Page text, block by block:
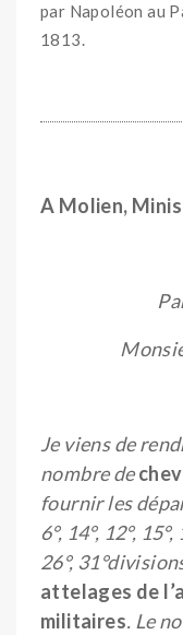
par Napoléon au
1813.
A Molien,
Je viens de
nombre de
fournir les
6°, 14°, 12°, 15°,
26°,
attelages de
militaires. Le